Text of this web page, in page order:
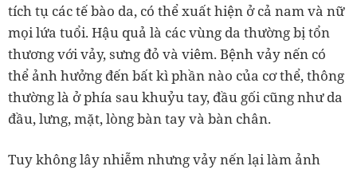
tích tụ các tế bào da, có thể xuất hiện ở cả nam và nữ
mọi lứa tuổi. Hậu quả là các vùng da thường bị tổn
thương với vảy, sưng đỏ và viêm. Bệnh vảy nến có
thể ảnh hưởng đến bất kì phần nào của cơ thể, thông
thường là ở phía sau khuỷu tay, đầu gối cũng như da
đầu, lưng, mặt, lòng bàn tay và bàn chân.
Tuy không lây nhiễm nhưng vảy nến lại làm ảnh